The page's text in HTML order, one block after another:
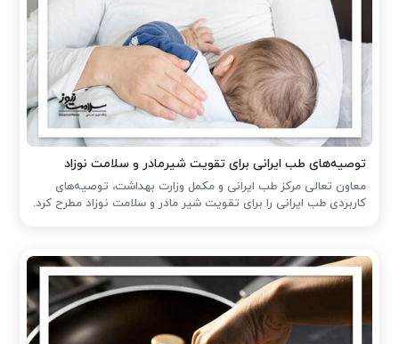
توصیه‌های طب ایرانی برای تقویت شیرمادر و سلامت نوزاد
معاون تعالی مرکز طب ایرانی و مکمل وزارت بهداشت، توصیه‌های
کاربردی طب ایرانی را برای تقویت شیر مادر و سلامت نوزاد مطرح کرد.